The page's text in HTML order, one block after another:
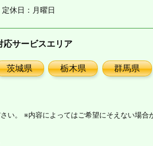
定休日：月曜日
応サービスエリア
茨城県 栃木県 群馬県
い。 ※内容によってはご希望にそえない場合